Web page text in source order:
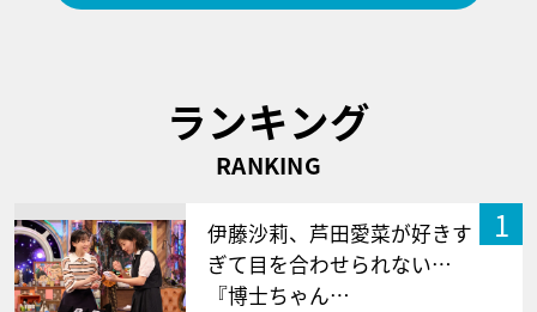
ランキング
RANKING
1
伊藤沙莉、芦田愛菜が好きす
ぎて目を合わせられない…
『博士ちゃん…